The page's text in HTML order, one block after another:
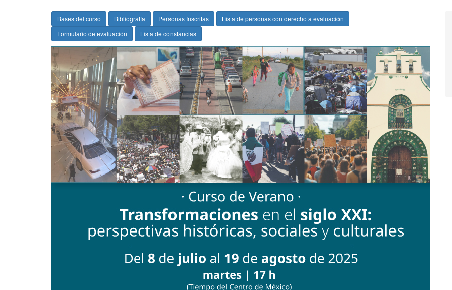
Bases del curso Bibliografía Personas Inscritas
Lista de personas con derecho a evaluación
Formulario de evaluación
Lista de constancias